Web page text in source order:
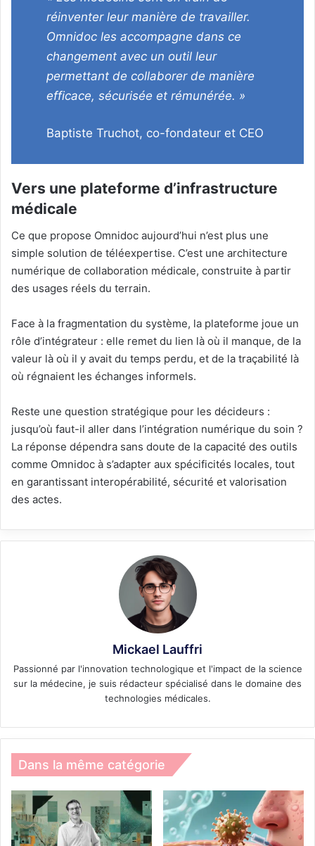
réinventer leur manière de travailler.
Omnidoc les accompagne dans ce
changement avec un outil leur
permettant de collaborer de manière
efficace, sécurisée et rémunérée. »
Baptiste Truchot, co-fondateur et CEO
Vers une plateforme d’infrastructure
médicale
Ce que propose Omnidoc aujourd’hui n’est plus une
simple solution de téléexpertise. C’est une architecture
numérique de collaboration médicale, construite à partir
des usages réels du terrain.
Face à la fragmentation du système, la plateforme joue un
rôle d’intégrateur : elle remet du lien là où il manque, de la
valeur là où il y avait du temps perdu, et de la traçabilité là
où régnaient les échanges informels.
Reste une question stratégique pour les décideurs :
jusqu’où faut-il aller dans l’intégration numérique du soin ?
La réponse dépendra sans doute de la capacité des outils
comme Omnidoc à s’adapter aux spécificités locales, tout
en garantissant interopérabilité, sécurité et valorisation
des actes.
Mickael Lauffri
Passionné par l'innovation technologique et l'impact de la science
sur la médecine, je suis rédacteur spécialisé dans le domaine des
technologies médicales.
Dans la même catégorie